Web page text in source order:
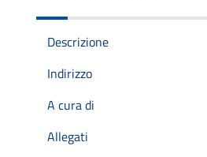
Descrizione
Indirizzo
A cura di
Allegati